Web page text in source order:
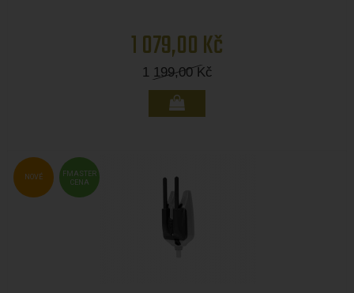
1 079,00 Kč
1 199,00Kč
FMASTER
CENA
NOVÉ